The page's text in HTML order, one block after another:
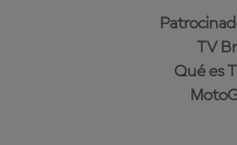
TV
Qué es